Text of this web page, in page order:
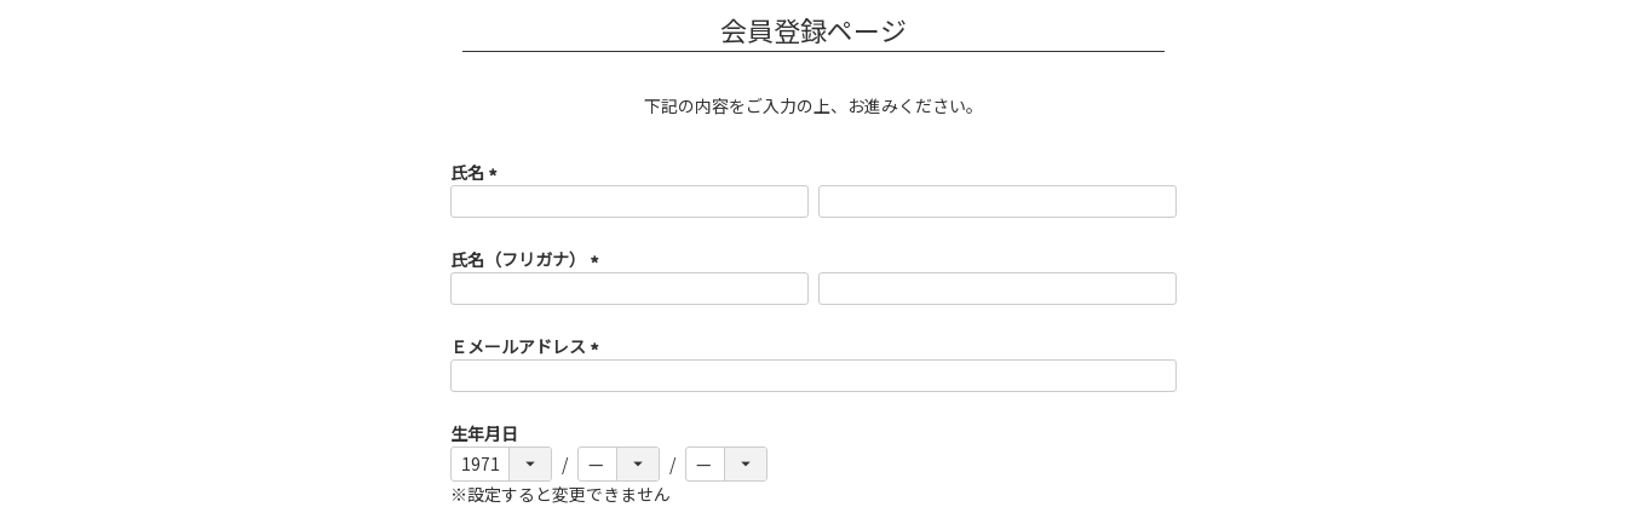
会員登録ページ
下記の内容をご入力の上、お進みください。
氏名
氏名（フリガナ）
Ｅメールアドレス
生年月日
※設定すると変更できません